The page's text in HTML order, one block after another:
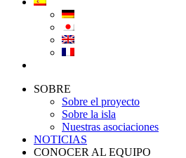
SOBRE
Sobre el proyecto
Sobre la isla
Nuestras asociaciones
NOTICIAS
CONOCER AL EQUIPO